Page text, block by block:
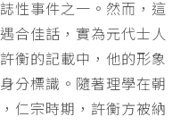
性事件之一。然而，這
合佳話，實為元代士人
衡的記載中，他的形象
分標識。隨著理學在朝
仁宗時期，許衡方被納